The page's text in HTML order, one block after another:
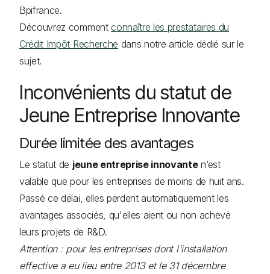
Bpifrance.
Découvrez commentconnaître les prestataires du
Crédit Impôt Recherche dans notre article dédié sur le
sujet.
Inconvénients du statut de
Jeune Entreprise Innovante
Durée limitée des avantages
Le statut de jeune entreprise innovanten’est
valable que pour les entreprises de moins de huit ans.
Passé ce délai, elles perdent automatiquement les
avantages associés, qu'elles aient ou non achevé
leurs projets de R&D.
Attention : pour les entreprises dont l'installation
effective a eu lieu entre 2013 et le 31 décembre